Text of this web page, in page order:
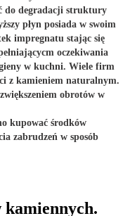
do degradacji struktury
płyn posiada w swoim
impregnatu stając się
oczekiwania
w kuchni. Wiele firm
z kamieniem naturalnym.
obrotów w
kupować środków
zabrudzeń w sposób
kamiennych.